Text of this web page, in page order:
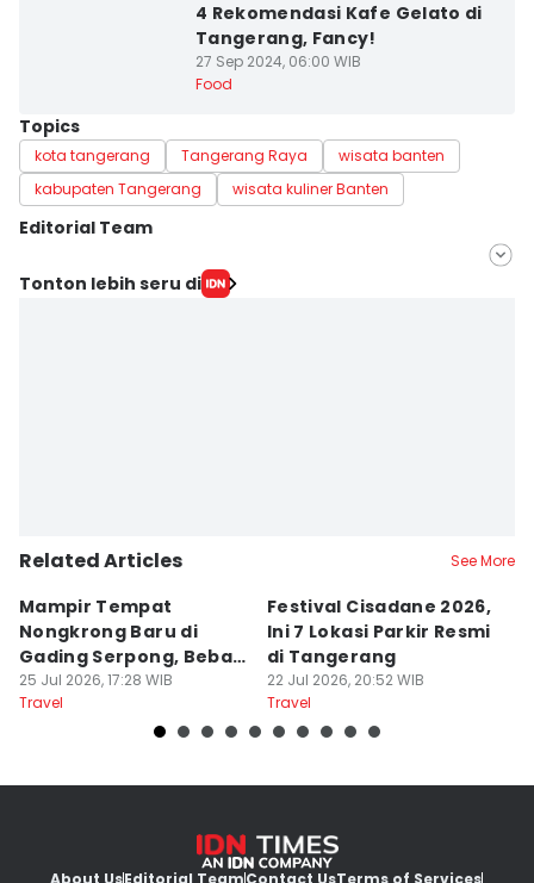
4 Rekomendasi Kafe Gelato di
Tangerang, Fancy!
27 Sep 2024, 06:00 WIB
Food
Topics
kota tangerang Tangerang Raya
wisata banten
kabupaten Tangerang
wisata kuliner Banten
Editorial Team
Editor
Tonton lebih seru di
Related Articles See More
Mampir Tempat
Nongkrong Baru di
Gading Serpong, Bebas
Bayar Parkir
25 Jul 2026, 17:28 WIB
Travel
Festival Cisadane 2026,
Ini 7 Lokasi Parkir Resmi
di Tangerang
22 Jul 2026, 20:52 WIB
Travel
About UsEditorial TeamContact UsTerms of Services